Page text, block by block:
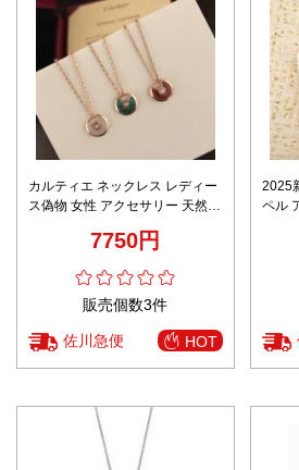
カルティエ ネックレス レディー
ス偽物 女性 アクセサリー 天然の
7750円
販売個数3件
佐川急便 HOT
2025
ペル
ック